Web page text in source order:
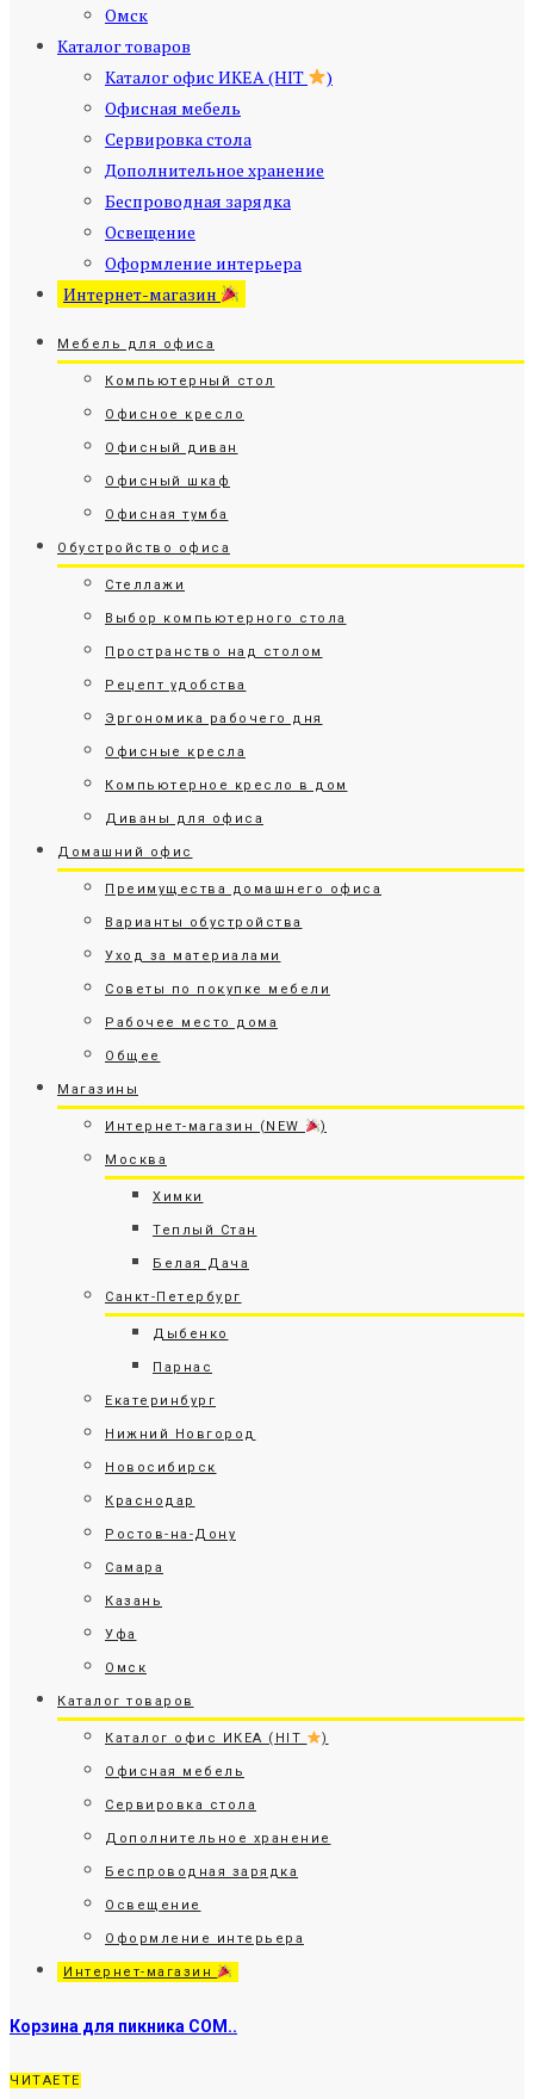
Омск
Каталог товаров
Каталог офис ИКЕА (HIT
)
Офисная мебель
Сервировка стола
Дополнительное хранение
Беспроводная зарядка
Освещение
Оформление интерьера
Интернет-магазин
Мебель для офиса
Компьютерный стол
Офисное кресло
Офисный диван
Офисный шкаф
Офисная тумба
Обустройство офиса
Стеллажи
Выбор компьютерного стола
Пространство над столом
Рецепт удобства
Эргономика рабочего дня
Офисные кресла
Компьютерное кресло в дом
Диваны для офиса
Домашний офис
Преимущества домашнего офиса
Варианты обустройства
Уход за материалами
Советы по покупке мебели
Рабочее место дома
Общее
Магазины
Интернет-магазин (NEW )
Москва
Химки
Теплый Стан
Белая Дача
Санкт-Петербург
Дыбенко
Парнас
Екатеринбург
Нижний Новгород
Новосибирск
Краснодар
Ростов-на-Дону
Самара
Казань
Уфа
Омск
Каталог товаров
Каталог офис ИКЕА (HIT )
Офисная мебель
Сервировка стола
Дополнительное хранение
Беспроводная зарядка
Освещение
Оформление интерьера
Интернет-магазин
Корзина для пикника СОМ..
ЧИТАЕТЕ